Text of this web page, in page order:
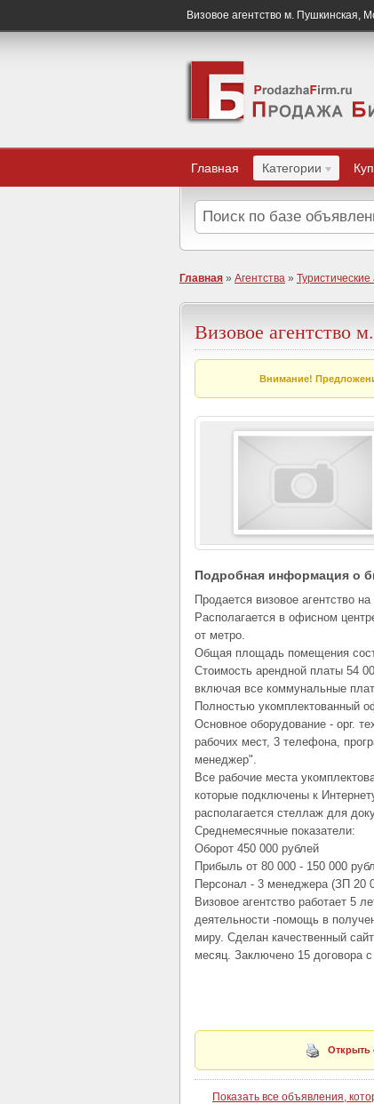
Визовое агентство м. Пушкинская,
Главная Категории
Главная » Агентства » Туристические
Визовое агентство
Внимание!
Подробная информация о
Продается визовое агентство на
Располагается в офисном
от метро.
Общая площадь помещения
Стоимость арендной платы 54
включая все коммунальные
Полностью укомплектованный
Основное оборудование - орг.
рабочих мест, 3 телефона,
менеджер".
Все рабочие места
которые подключены к
располагается стеллаж для
Среднемесячные показатели:
Оборот 450 000 рублей
Прибыль от 80 000 - 150 000
Персонал - 3 менеджера (ЗП 20
Визовое агентство работает 5
деятельности -помощь в
миру. Сделан качественный
месяц. Заключено 15 договора
Открыть
Показать все объявления,